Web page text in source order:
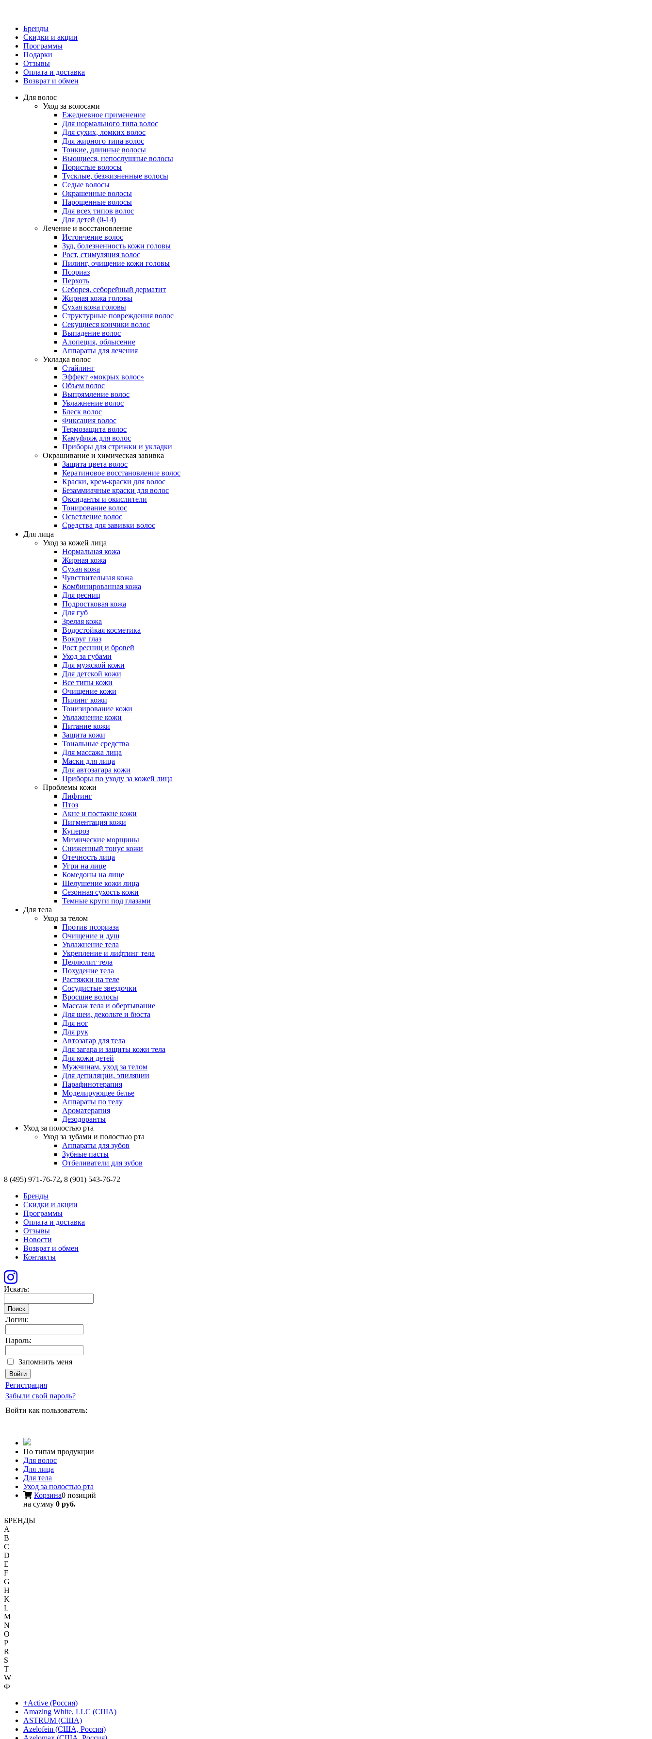
Бренды
Скидки и акции
Программы
Подарки
Отзывы
Оплата и доставка
Возврат и обмен
Для волос
Уход за волосами
Ежедневное применение
Для нормального типа волос
Для сухих, ломких волос
Для жирного типа волос
Тонкие, длинные волосы
Вьющиеся, непослушные волосы
Пористые волосы
Тусклые, безжизненные волосы
Седые волосы
Окрашенные волосы
Нарощенные волосы
Для всех типов волос
Для детей (0-14)
Лечение и восстановление
Истончение волос
Зуд, болезненность кожи головы
Рост, стимуляция волос
Пилинг, очищение кожи головы
Псориаз
Перхоть
Себорея, себорейный дерматит
Жирная кожа головы
Сухая кожа головы
Структурные повреждения волос
Секущиеся кончики волос
Выпадение волос
Алопеция, облысение
Аппараты для лечения
Укладка волос
Стайлинг
Эффект «мокрых волос»
Объем волос
Выпрямление волос
Увлажнение волос
Блеск волос
Фиксация волос
Термозащита волос
Камуфляж для волос
Приборы для стрижки и укладки
Окрашивание и химическая завивка
Защита цвета волос
Кератиновое восстановление волос
Краски, крем-краски для волос
Безаммиачные краски для волос
Оксиданты и окислители
Тонирование волос
Осветление волос
Средства для завивки волос
Для лица
Уход за кожей лица
Нормальная кожа
Жирная кожа
Сухая кожа
Чувствительная кожа
Комбинированная кожа
Для ресниц
Подростковая кожа
Для губ
Зрелая кожа
Водостойкая косметика
Вокруг глаз
Рост ресниц и бровей
Уход за губами
Для мужской кожи
Для детской кожи
Все типы кожи
Очищение кожи
Пилинг кожи
Тонизирование кожи
Увлажнение кожи
Питание кожи
Защита кожи
Тональные средства
Для массажа лица
Маски для лица
Для автозагара кожи
Приборы по уходу за кожей лица
Проблемы кожи
Лифтинг
Птоз
Акне и постакне кожи
Пигментация кожи
Купероз
Мимические морщины
Сниженный тонус кожи
Отечность лица
Угри на лице
Комедоны на лице
Шелушение кожи лица
Сезонная сухость кожи
Темные круги под глазами
Для тела
Уход за телом
Против псориаза
Очищение и душ
Увлажнение тела
Укрепление и лифтинг тела
Целлюлит тела
Похудение тела
Растяжки на теле
Сосудистые звездочки
Вросшие волосы
Массаж тела и обертывание
Для шеи, декольте и бюста
Для ног
Для рук
Автозагар для тела
Для загара и защиты кожи тела
Для кожи детей
Мужчинам, уход за телом
Для депиляции, эпиляции
Парафинотерапия
Моделирующее белье
Аппараты по телу
Ароматерапия
Дезодоранты
Уход за полостью рта
Уход за зубами и полостью рта
Аппараты для зубов
Зубные пасты
Отбеливатели для зубов
8 (495) 971-76-72, 8 (901) 543-76-72
Бренды
Скидки и акции
Программы
Оплата и доставка
Отзывы
Новости
Возврат и обмен
Контакты
Искать:
Поиск
Логин:
Пароль:
Запомнить меня
Регистрация
Забыли свой пароль?
Войти как пользователь:
По типам продукции
Для волос
Для лица
Для тела
Уход за полостью рта
Корзина0 позиций
на сумму 0 руб.
БРЕНДЫ
A
B
C
D
E
F
G
H
K
L
M
N
O
P
R
S
T
W
Ф
+Active (Россия)
Amazing White, LLC (США)
ASTRUM (США)
Azelofein (США, Россия)